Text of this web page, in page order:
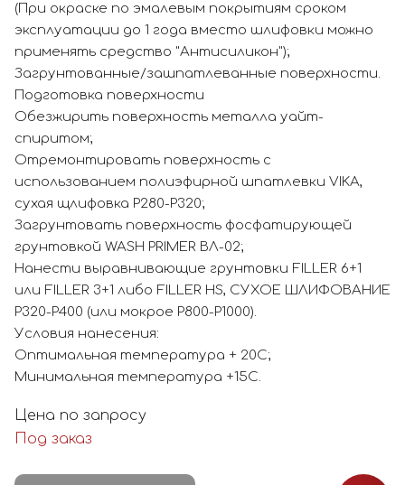
(При окраске по эмалевым покрытиям сроком
эксплуатации до 1 года вместо шлифовки можно
применять средство "Антисиликон");
Загрунтованные/зашпатлеванные поверхности.
Подготовка поверхности
Обезжирить поверхность металла уайт-
спиритом;
Отремонтировать поверхность с
использованием полиэфирной шпатлевки VIKA,
сухая щлифовка P280-P320;
Загрунтовать поверхность фосфатирующей
грунтовкой WASH PRIMER ВЛ-02;
Нанести выравнивающие грунтовки FILLER 6+1
или FILLER 3+1 либо FILLER HS, СУХОЕ ШЛИФОВАНИЕ
P320-P400 (или мокрое Р800-Р1000).
Условия нанесения:
Оптимальная температура + 20С;
Минимальная температура +15С.
Цена по запросу
Под заказ